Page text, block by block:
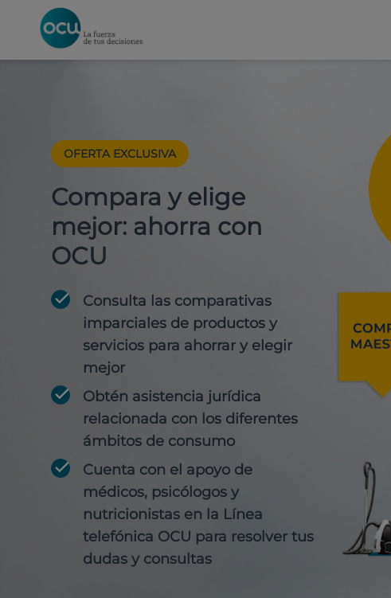
OFERTA EXCLUSIVA
Compara y elige
mejor: ahorra con
OCU
Consulta las comparativas
imparciales de productos y
servicios para ahorrar y elegir
mejor
Obtén asistencia jurídica
relacionada con los diferentes
ámbitos de consumo
Cuenta con el apoyo de
médicos, psicólogos y
nutricionistas en la Línea
telefónica OCU para resolver tus
dudas y consultas